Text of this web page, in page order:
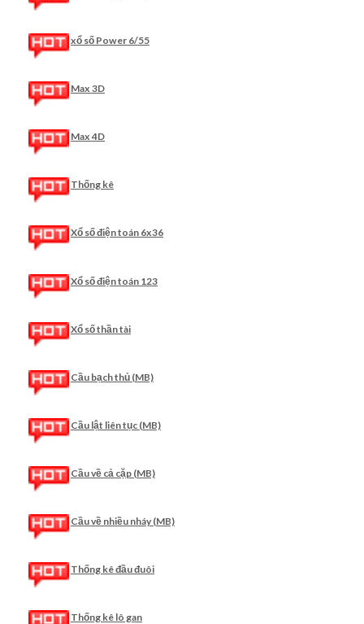
xổ số Power 6/55
Max 3D
Max 4D
Thống kê
Xổ số điện toán 6x36
Xổ số điện toán 123
Xổ số thần tài
Cầu bạch thủ (MB)
Cầu lật liên tục (MB)
Cầu về cả cặp (MB)
Cầu về nhiều nháy (MB)
Thống kê đầu đuôi
Thống kê lô gan